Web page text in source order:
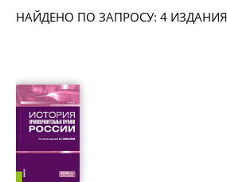
НАЙДЕНО ПО ЗАПРОСУ: 4 ИЗДАНИЯ